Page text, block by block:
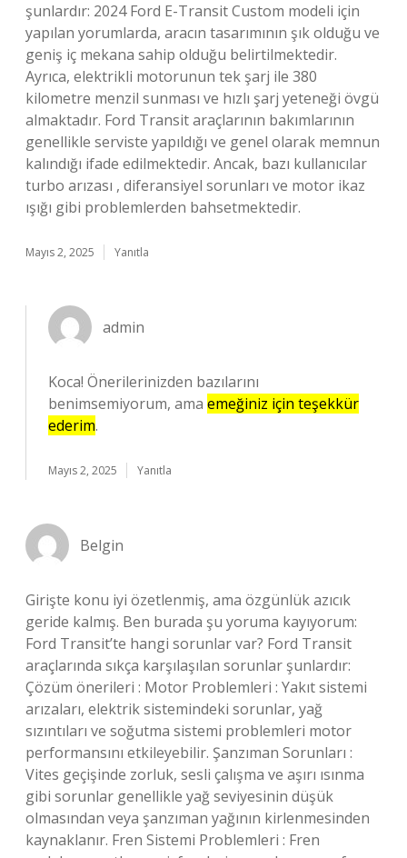
şunlardır: 2024 Ford E-Transit Custom modeli için
yapılan yorumlarda, aracın tasarımının şık olduğu ve
geniş iç mekana sahip olduğu belirtilmektedir.
Ayrıca, elektrikli motorunun tek şarj ile 380
kilometre menzil sunması ve hızlı şarj yeteneği övgü
almaktadır. Ford Transit araçlarının bakımlarının
genellikle serviste yapıldığı ve genel olarak memnun
kalındığı ifade edilmektedir. Ancak, bazı kullanıcılar
turbo arızası , diferansiyel sorunları ve motor ikaz
ışığı gibi problemlerden bahsetmektedir.
Mayıs 2, 2025 Yanıtla
admin
Koca! Önerilerinizden bazılarını
benimsemiyorum, ama emeğiniz için teşekkür
ederim.
Mayıs 2, 2025 Yanıtla
Belgin
Girişte konu iyi özetlenmiş, ama özgünlük azıcık
geride kalmış. Ben burada şu yoruma kayıyorum:
Ford Transit’te hangi sorunlar var? Ford Transit
araçlarında sıkça karşılaşılan sorunlar şunlardır:
Çözüm önerileri : Motor Problemleri : Yakıt sistemi
arızaları, elektrik sistemindeki sorunlar, yağ
sızıntıları ve soğutma sistemi problemleri motor
performansını etkileyebilir. Şanzıman Sorunları :
Vites geçişinde zorluk, sesli çalışma ve aşırı ısınma
gibi sorunlar genellikle yağ seviyesinin düşük
olmasından veya şanzıman yağının kirlenmesinden
kaynaklanır. Fren Sistemi Problemleri : Fren